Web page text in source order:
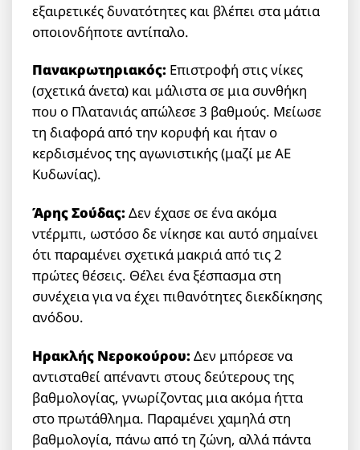
εξαιρετικές δυνατότητες και βλέπει στα μάτια
οποιονδήποτε αντίπαλο.
Πανακρωτηριακός: Επιστροφή στις νίκες
(σχετικά άνετα) και μάλιστα σε μια συνθήκη
που ο Πλατανιάς απώλεσε 3 βαθμούς. Μείωσε
τη διαφορά από την κορυφή και ήταν ο
κερδισμένος της αγωνιστικής (μαζί με ΑΕ
Κυδωνίας).
Άρης Σούδας: Δεν έχασε σε ένα ακόμα
ντέρμπι, ωστόσο δε νίκησε και αυτό σημαίνει
ότι παραμένει σχετικά μακριά από τις 2
πρώτες θέσεις. Θέλει ένα ξέσπασμα στη
συνέχεια για να έχει πιθανότητες διεκδίκησης
ανόδου.
Ηρακλής Νεροκούρου: Δεν μπόρεσε να
αντισταθεί απέναντι στους δεύτερους της
βαθμολογίας, γνωρίζοντας μια ακόμα ήττα
στο πρωτάθλημα. Παραμένει χαμηλά στη
βαθμολογία, πάνω από τη ζώνη, αλλά πάντα